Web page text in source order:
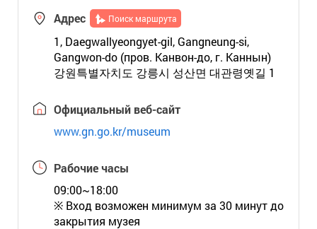
Адрес Поиск маршрута
1, Daegwallyeongyet-gil, Gangneung-si,
Gangwon-do (пров. Канвон-до, г. Каннын)
강원특별자치도 강릉시 성산면 대관령옛길 1
Официальный веб-сайт
www.gn.go.kr/museum
Рабочие часы
09:00~18:00
※ Вход возможен минимум за 30 минут до
закрытия музея